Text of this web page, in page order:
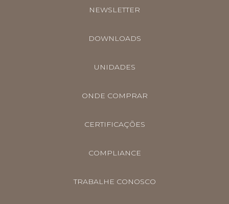
NEWSLETTER
DOWNLOADS
UNIDADES
ONDE COMPRAR
CERTIFICAÇÕES
COMPLIANCE
TRABALHE CONOSCO